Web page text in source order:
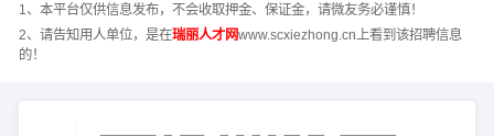
1、本平台仅供信息发布，不会收取押金、保证金，请微友务必谨慎！
2、请告知用人单位，是在瑞丽人才网www.scxiezhong.cn上看到该招聘信息
的！